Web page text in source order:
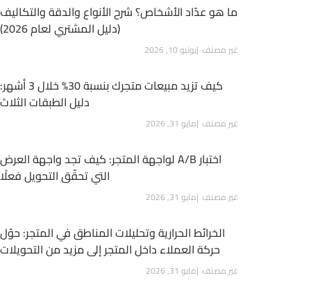
ما هو عدّاد الأشخاص؟ شرح الأنواع والدقة والتكاليف
(دليل المشتري لعام 2026)
غير مصنف يونيو 10, 2026
كيف تزيد مبيعات متجرك بنسبة 30% خلال 3 أشهر:
دليل الطبقات الثلاث
غير مصنف مايو 31, 2026
اختبار A/B لواجهة المتجر: كيف تجد واجهة العرض
التي تحقّق التحويل فعلًا
غير مصنف مايو 31, 2026
الخرائط الحرارية وتحليلات المناطق في المتجر: حوّل
حركة العملاء داخل المتجر إلى مزيد من التحويلات
غير مصنف مايو 31, 2026